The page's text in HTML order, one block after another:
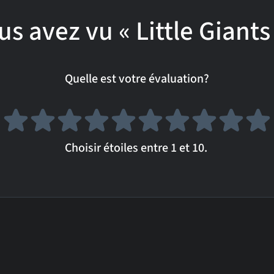
avez vu « Little Giants
Quelle est votre évaluation?
Choisir étoiles entre 1 et 10.